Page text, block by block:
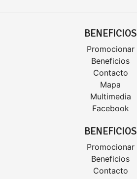
BENEFICIOS
Promocionar
Beneficios
Contacto
Mapa
Multimedia
Facebook
BENEFICIOS
Promocionar
Beneficios
Contacto